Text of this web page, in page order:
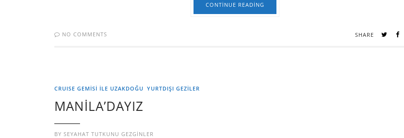
CONTINUE READING
NO COMMENTS SHARE
CRUISE GEMİSİ İLE UZAKDOĞU YURTDIŞI GEZILER
MANİLA’DAYIZ
BY SEYAHAT TUTKUNU GEZGINLER